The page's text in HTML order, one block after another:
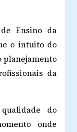
Ensino da
o intuito do
planejamento
da
do
onde